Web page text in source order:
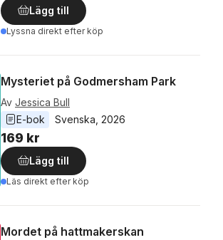
Lägg till
Lyssna direkt efter köp
Mysteriet på Godmersham Park
Av Jessica Bull
E-bok
Svenska, 2026
169 kr
Lägg till
Läs direkt efter köp
Mordet på hattmakerskan